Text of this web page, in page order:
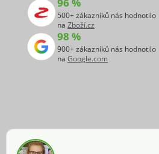
500+ zákazníků nás hodnotilo
na Zboží.cz
98 %
900+ zákazníků nás hodnotilo
na Google.com